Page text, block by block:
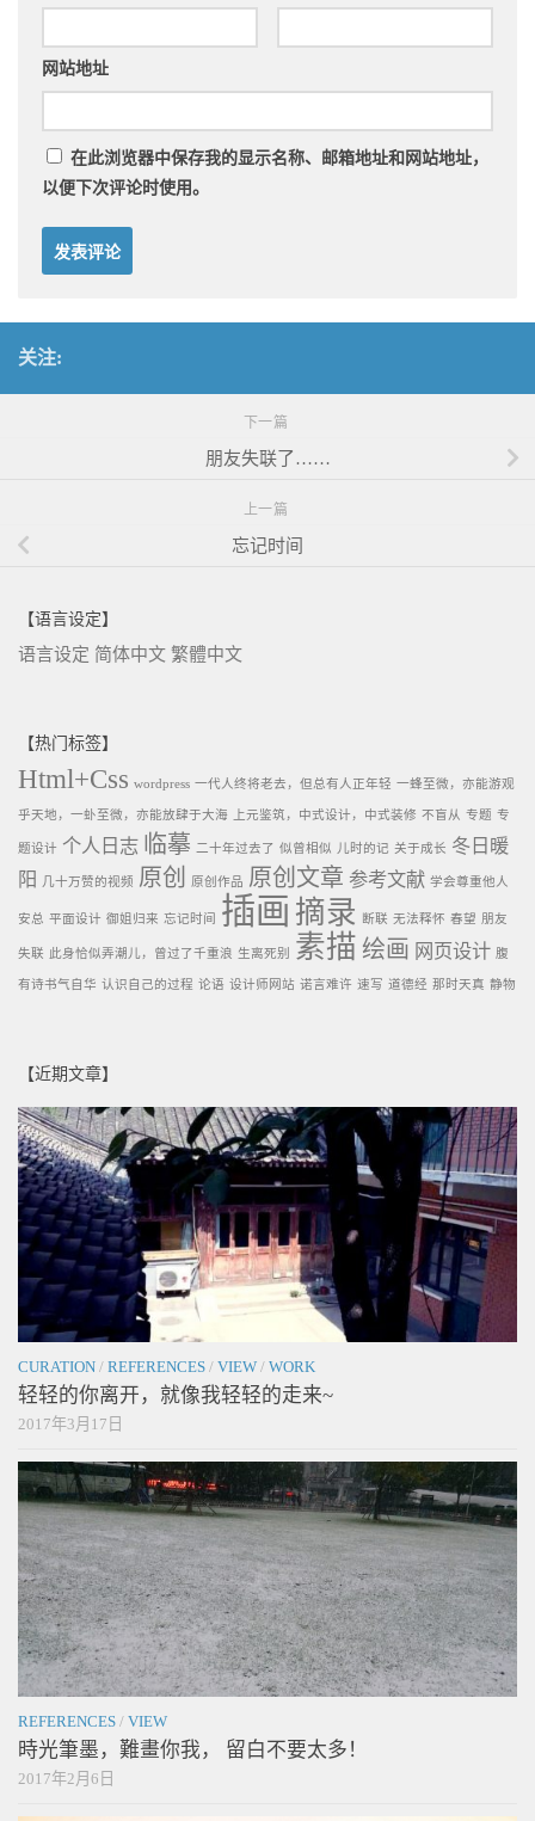
网站地址
在此浏览器中保存我的显示名称、邮箱地址和网站地址，
以便下次评论时使用。
关注:
下一篇
朋友失联了……
上一篇
忘记时间
【语言设定】
语言设定 简体中文 繁體中文
【热门标签】
Html+Css wordpress 一代人终将老去，但总有人正年轻 一蜂至微，亦能游观
乎天地，一虲至微，亦能放肆于大海 上元鉴筑，中式设计，中式装修 不盲从 专题 专
题设计 个人日志 临摹 二十年过去了 似曾相似 儿时的记 关于成长 冬日暖
阳
几十万赞的视频 原创 原创作品 原创文章 参考文献 学会尊重他人
安总 平面设计 御姐归来 忘记时间 插画 摘录 断联 无法释怀 春望 朋友
失联 此身恰似弄潮儿，曾过了千重浪 生离死别 素描 绘画 网页设计 腹
有诗书气自华 认识自己的过程 论语 设计师网站 诺言难许 速写 道德经 那时天真 静物
【近期文章】
CURATION / REFERENCES / VIEW / WORK
轻轻的你离开，就像我轻轻的走来~
2017年3月17日
REFERENCES / VIEW
時光筆墨，難畫你我， 留白不要太多！
2017年2月6日